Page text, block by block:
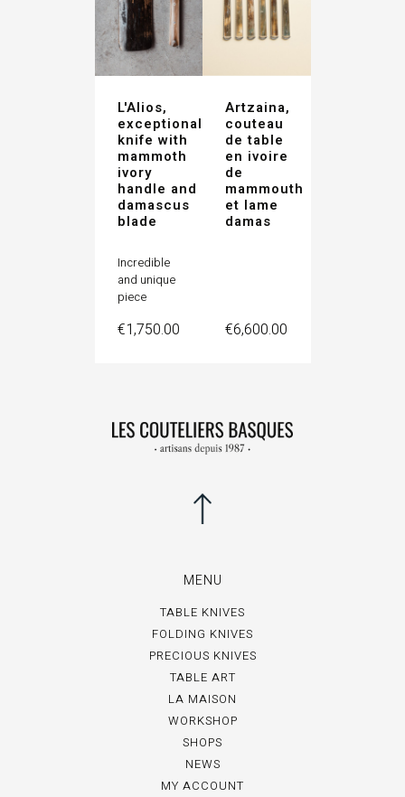
L'Alios,
exceptional
knife with
mammoth
ivory
handle and
damascus
blade
Incredible
and unique
piece
Price
€1,750.00
Artzaina,
couteau
de table
en ivoire
de
mammouth
et lame
damas
Price
€6,600.00
MENU
TABLE KNIVES
FOLDING KNIVES
PRECIOUS KNIVES
TABLE ART
LA MAISON
WORKSHOP
SHOPS
NEWS
MY ACCOUNT